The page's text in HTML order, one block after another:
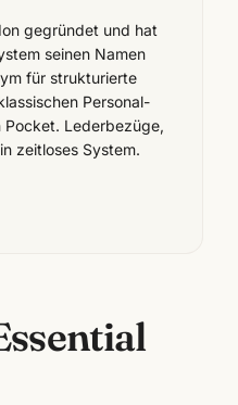
gegründet und hat
seinen Namen
für strukturierte
Personal-
Lederbezüge,
zeitloses System.